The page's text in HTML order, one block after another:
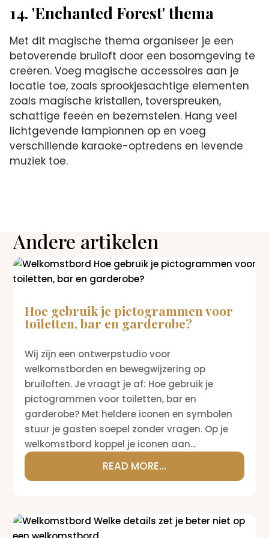
14. 'Enchanted Forest' thema
Met dit magische thema organiseer je een
betoverende bruiloft door een bosomgeving te
creëren. Voeg magische accessoires aan je
locatie toe, zoals sprookjesachtige elementen
zoals magische kristallen, toverspreuken,
schattige feeën en bezemstelen. Hang veel
lichtgevende lampionnen op en voeg
verschillende karaoke-optredens en levende
muziek toe.
Andere artikelen
Hoe gebruik je pictogrammen voor
toiletten, bar en garderobe?
Wij zijn een ontwerpstudio voor
welkomstborden en bewegwijzering op
bruiloften. Je vraagt je af: Hoe gebruik je
pictogrammen voor toiletten, bar en
garderobe? Met heldere iconen en symbolen
stuur je gasten soepel zonder vragen. Op je
welkomstbord koppel je iconen aan...
READ MORE...